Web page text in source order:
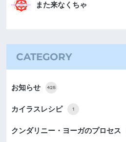
また来なくちゃ
CATEGORY
お知らせ 425
カイラスレシピ 1
クンダリニー・ヨーガのプロセス